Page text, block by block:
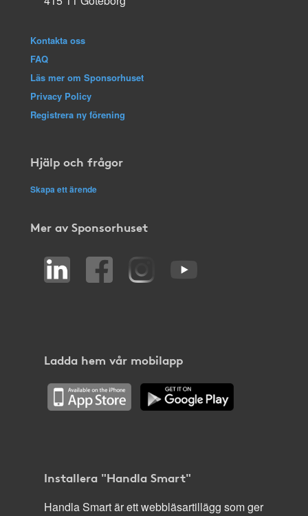
Kontakta oss
FAQ
Läs mer om Sponsorhuset
Privacy Policy
Registrera ny förening
Hjälp och frågor
Skapa ett ärende
Mer av Sponsorhuset
Ladda hem vår mobilapp
Installera "Handla Smart"
Handla Smart är ett webbläsartillägg som ger